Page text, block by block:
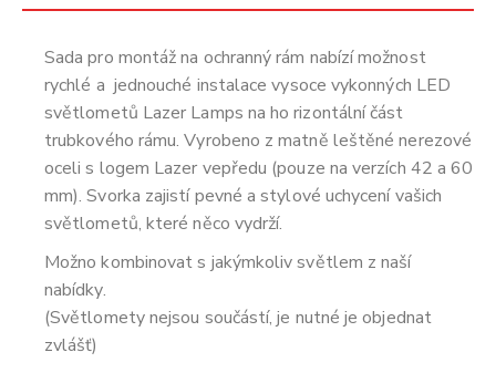
Sada pro montáž na ochranný rám nabízí možnost
rychlé a jednouché instalace vysoce vykonných LED
světlometů Lazer Lamps na ho rizontální část
trubkového rámu. Vyrobeno z matně leštěné nerezové
oceli s logem Lazer vepředu (pouze na verzích 42 a 60
mm). Svorka zajistí pevné a stylové uchycení vašich
světlometů, které něco vydrží.
Možno kombinovat s jakýmkoliv světlem z naší
nabídky.
(Světlomety nejsou součástí, je nutné je objednat
zvlášť)